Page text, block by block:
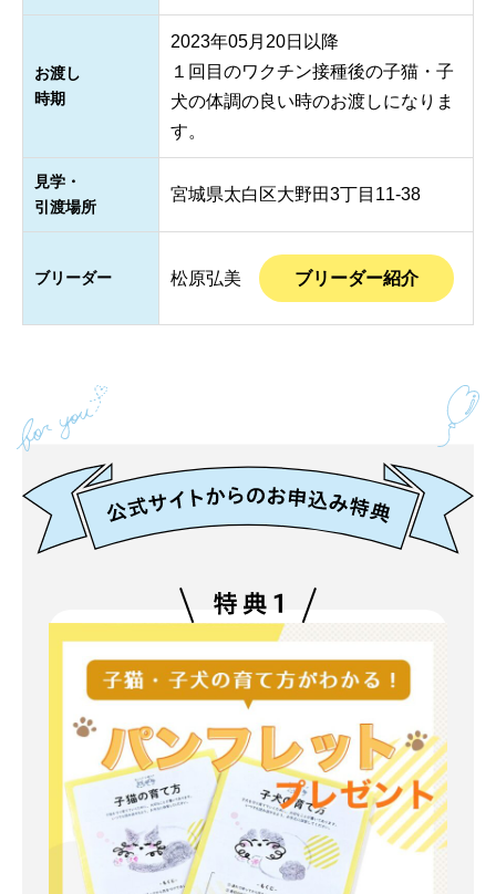
お渡し
時期
2023年05月20日以降
１回目のワクチン接種後の子猫・子
犬の体調の良い時のお渡しになりま
す。
見学・
引渡場所
宮城県太白区大野田3丁目11-38
ブリーダー 松原弘美 ブリーダー紹介